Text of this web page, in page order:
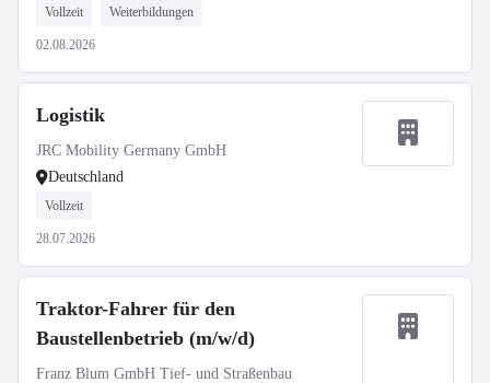
Vollzeit Weiterbildungen
02.08.2026
Logistik
JRC Mobility Germany GmbH
Deutschland
Vollzeit
28.07.2026
Traktor-Fahrer für den
Baustellenbetrieb (m/w/d)
Franz Blum GmbH Tief- und Straßenbau